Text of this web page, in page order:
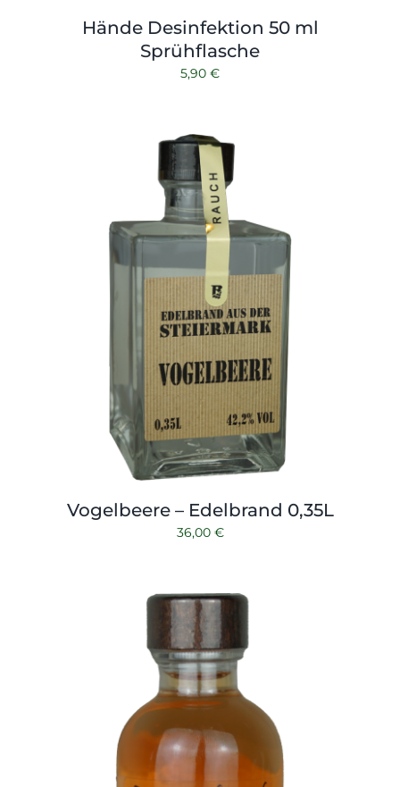
Hände Desinfektion 50 ml
Sprühflasche
5,90 €
Vogelbeere – Edelbrand 0,35L
36,00 €